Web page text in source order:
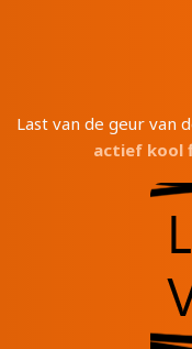
Last van de geur van
actief kool